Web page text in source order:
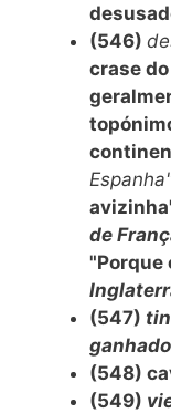
(546)
crase do
de
"Porque
(547)
(548)
(549)